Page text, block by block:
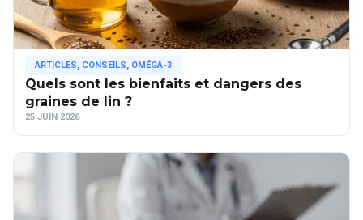
ARTICLES, CONSEILS, OMÉGA-3
Quels sont les bienfaits et dangers des
graines de lin ?
25 JUIN 2026